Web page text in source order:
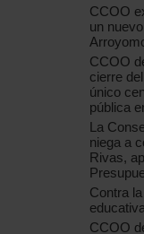
CCOO
un
CCOO
cierre
único
pública
La
niega a
Rivas,
Contra
CCOO